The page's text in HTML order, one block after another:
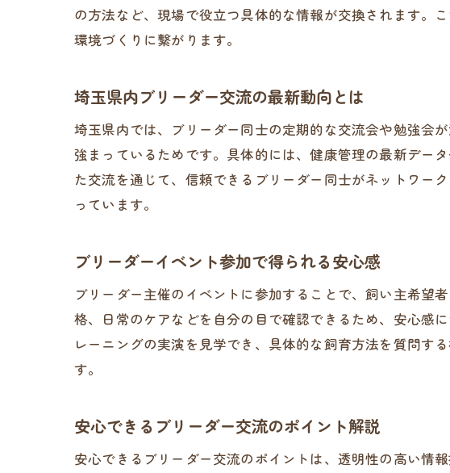
埼
交
見
信
悪
埼
実
ブリー
の方法など、現場で役立つ具体的な情報が交換されます。
環境づくりに繋がります。
埼玉県内ブリーダー交流の最新動向とは
埼玉県内では、ブリーダー同士の定期的な交流会や勉強会
強まっているためです。具体的には、健康管理の最新デー
た交流を通じて、信頼できるブリーダー同士がネットワー
っています。
ブリーダーイベント参加で得られる安心感
ブリーダー主催のイベントに参加することで、飼い主希望
格、日常のケアなどを自分の目で確認できるため、安心感
レーニングの実演を見学でき、具体的な飼育方法を質問す
す。
安心できるブリーダー交流のポイント解説
安心できるブリーダー交流のポイントは、透明性の高い情